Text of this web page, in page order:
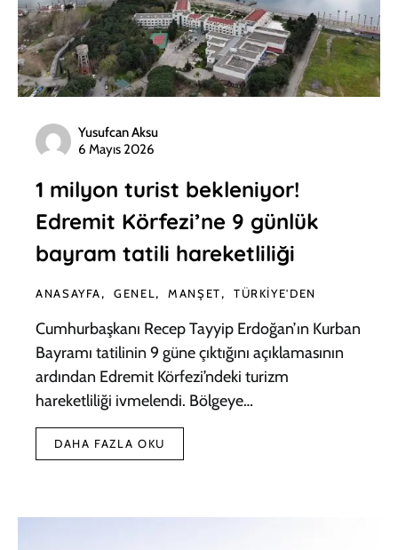
Yusufcan Aksu
6 Mayıs 2026
1 milyon turist bekleniyor!
Edremit Körfezi’ne 9 günlük
bayram tatili hareketliliği
ANASAYFA GENEL MANŞET TÜRKIYE'DEN
Cumhurbaşkanı Recep Tayyip Erdoğan’ın Kurban
Bayramı tatilinin 9 güne çıktığını açıklamasının
ardından Edremit Körfezi’ndeki turizm
hareketliliği ivmelendi. Bölgeye…
DAHA FAZLA OKU